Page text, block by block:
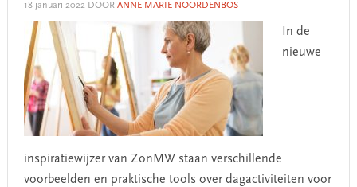
18 januari 2022DOOR ANNE-MARIE NOORDENBOS
In de
nieuwe
inspiratiewijzer van ZonMW staan verschillende
voorbeelden en praktische tools over dagactiviteiten voor